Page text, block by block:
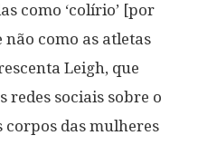
como ‘colírio’ [por
não como as atletas
Leigh, que
redes sociais sobre o
corpos das mulheres